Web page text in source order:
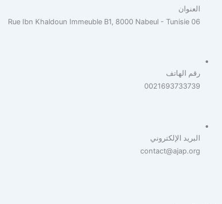
العنوان
06 Rue Ibn Khaldoun Immeuble B1, 8000 Nabeul - Tunisie
رقم الهاتف
0021693733739
البريد الإلكتروني
contact@ajap.org